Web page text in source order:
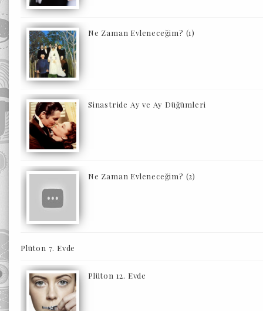
Ne Zaman Evleneceğim? (1)
Sinastride Ay ve Ay Düğümleri
Ne Zaman Evleneceğim? (2)
Plüton 7. Evde
Plüton 12. Evde